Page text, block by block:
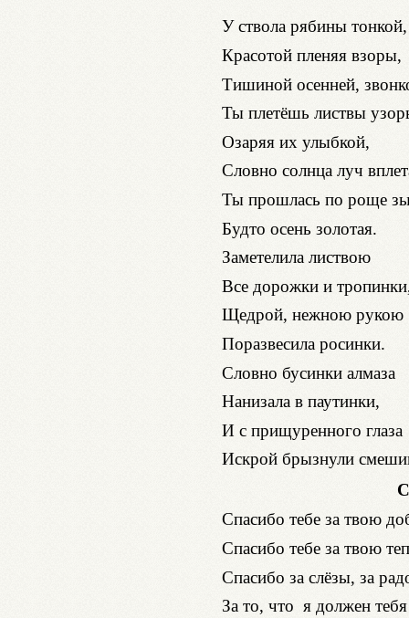
У ствола рябины тонкой,
Красотой пленяя взоры,
Тишиной осенней,
Ты плетёшь листвы
Озаряя их улыбкой,
Словно солнца луч
Ты прошлась по роще
Будто осень золотая.
Заметелила листвою
Все дорожки и
Щедрой, нежною рукою
Поразвесила росинки.
Словно бусинки алмаза
Нанизала в паутинки,
И с прищуренного глаза
Искрой брызнули
Спасибо тебе за твою
Спасибо тебе за твою
Спасибо за слёзы, за
За то, что я должен